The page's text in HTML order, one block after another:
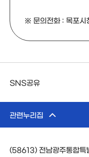
※ 문의전화 : 목포
SNS공유
관련누리집
(58613) 전남광주통합특